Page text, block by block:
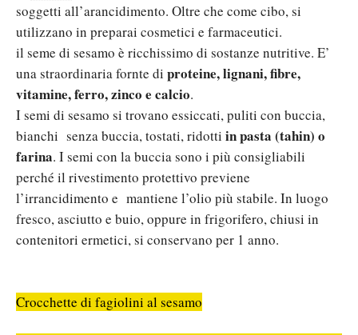
soggetti all’arancidimento. Oltre che come cibo, si
utilizzano in preparai cosmetici e farmaceutici.
il seme di sesamo è ricchissimo di sostanze nutritive. E’
una straordinaria fornte di proteine, lignani, fibre,
vitamine, ferro, zinco e calcio.
I semi di sesamo si trovano essiccati, puliti con buccia,
bianchi senza buccia, tostati, ridotti in pasta (tahin) o
farina. I semi con la buccia sono i più consigliabili
perché il rivestimento protettivo previene
l’irrancidimento e mantiene l’olio più stabile. In luogo
fresco, asciutto e buio, oppure in frigorifero, chiusi in
contenitori ermetici, si conservano per 1 anno.
Crocchette di fagiolini al sesamo